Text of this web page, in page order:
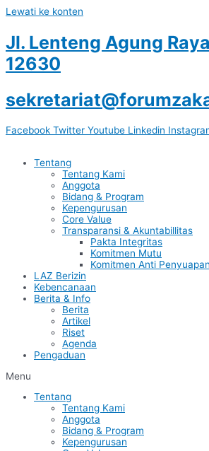
Lewati ke konten
Jl. Lenteng Agung
12630
Facebook Twitter Youtube Linkedin
Tentang
Tentang Kami
Anggota
Bidang & Program
Kepengurusan
Core Value
Transparansi & Akuntabillitas
Pakta Integritas
Komitmen Mutu
Komitmen Anti Penyuapan
LAZ Berizin
Kebencanaan
Berita & Info
Berita
Artikel
Riset
Agenda
Pengaduan
Menu
Tentang
Tentang Kami
Anggota
Bidang & Program
Kepengurusan